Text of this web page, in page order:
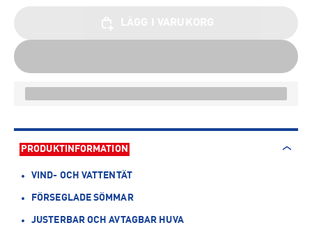
PRODUKTINFORMATION
VIND- OCH VATTENTÄT
FÖRSEGLADE SÖMMAR
JUSTERBAR OCH AVTAGBAR HUVA